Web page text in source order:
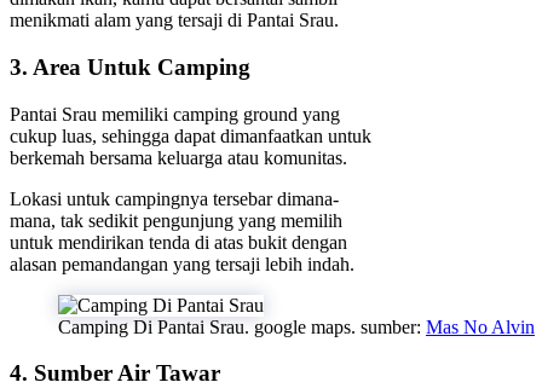
menikmati alam yang tersaji di Pantai Srau.
3. Area Untuk Camping
Pantai Srau memiliki camping ground yang
cukup luas, sehingga dapat dimanfaatkan untuk
berkemah bersama keluarga atau komunitas.
Lokasi untuk campingnya tersebar dimana-
mana, tak sedikit pengunjung yang memilih
untuk mendirikan tenda di atas bukit dengan
alasan pemandangan yang tersaji lebih indah.
Camping Di Pantai Srau. google maps. sumber: Mas No Alvin
4. Sumber Air Tawar